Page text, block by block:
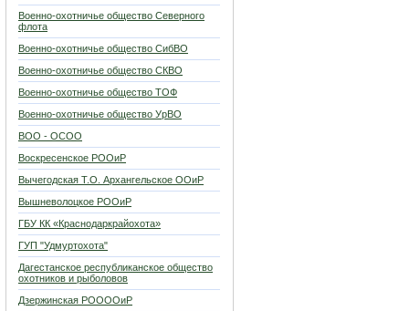
Военно-охотничье общество Северного
флота
Военно-охотничье общество СибВО
Военно-охотничье общество СКВО
Военно-охотничье общество ТОФ
Военно-охотничье общество УрВО
ВОО - ОСОО
Воскресенское РООиР
Вычегодская Т.О. Архангельское ООиР
Вышневолоцкое РООиР
ГБУ КК «Краснодаркрайохота»
ГУП "Удмуртохота"
Дагестанское республиканское общество
охотников и рыболовов
Дзержинская РООООиР